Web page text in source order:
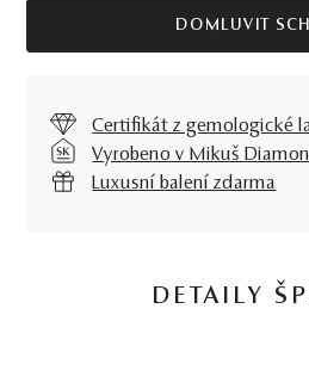
DOMLUVIT
Certifikát z gemologické
Vyrobeno v Mikuš
Luxusní balení zdarma
DETAILY